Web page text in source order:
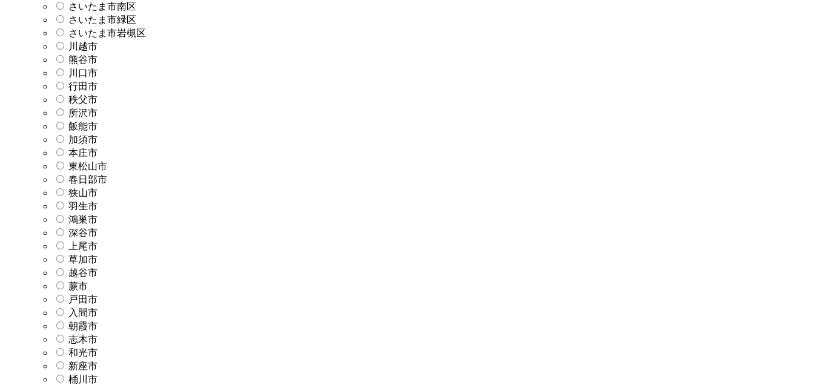
さいたま市南区
さいたま市緑区
さいたま市岩槻区
川越市
熊谷市
川口市
行田市
秩父市
所沢市
飯能市
加須市
本庄市
東松山市
春日部市
狭山市
羽生市
鴻巣市
深谷市
上尾市
草加市
越谷市
蕨市
戸田市
入間市
朝霞市
志木市
和光市
新座市
桶川市